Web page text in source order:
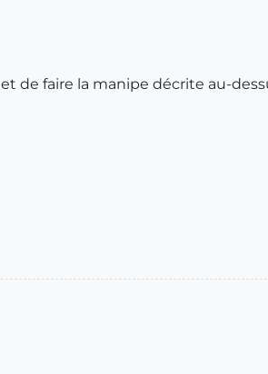
de faire la manipe décrite au-